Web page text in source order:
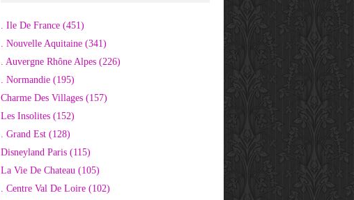
. Ile De France (451)
. Nouvelle Aquitaine (341)
. Auvergne Rhône Alpes (226)
. Normandie (195)
Charme Des Villages (157)
Les Insolites (152)
. Grand Est (128)
Disneyland Paris (115)
La Vie De Chateau (105)
. Centre Val De Loire (102)